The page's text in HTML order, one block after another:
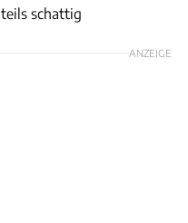
teils schattig
ANZEIGE